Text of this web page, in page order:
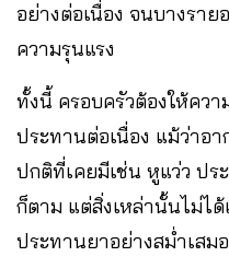
อย่างต่อเนื่อง จนบางราย
ความรุนแรง
ทั้งนี้ ครอบครัวต้องให้คว
ประทานต่อเนื่อง แม้ว่าอ
ปกติที่เคยมีเช่น หูแว่ว ปร
ก็ตาม แต่สิ่งเหล่านั้นไม่ไ
ประทานยาอย่างสม่ำเสม